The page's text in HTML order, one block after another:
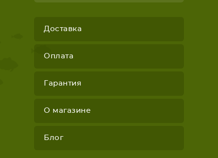
Доставка
Оплата
Гарантия
О магазине
Блог